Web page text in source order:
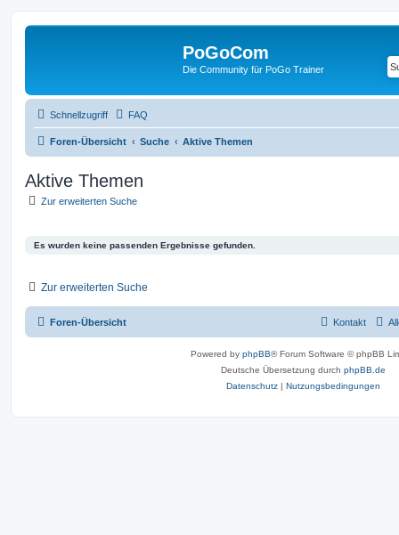
PoGoCom
Die Community für PoGo Trainer
Schnellzugriff FAQ
Foren-Übersicht Suche Aktive Themen
Aktive Themen
Zur erweiterten Suche
Es wurden keine passenden Ergebnisse gefunden.
Zur erweiterten Suche
Foren-Übersicht Kontakt
Powered by phpBB® Forum Software © phpBB
Deutsche Übersetzung durch phpBB.de
Datenschutz | Nutzungsbedingungen